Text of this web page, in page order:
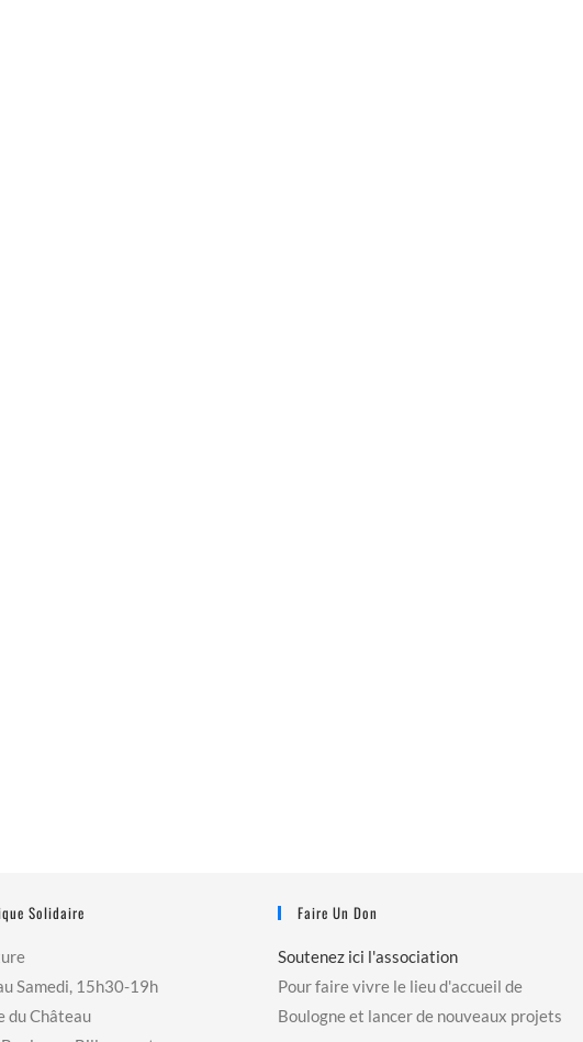
Solidaire
Samedi, 15h30-19h
du Château
Faire Un Don
Soutenez ici l'association
Pour faire vivre le lieu d'accueil de
Boulogne et lancer de nouveaux projets